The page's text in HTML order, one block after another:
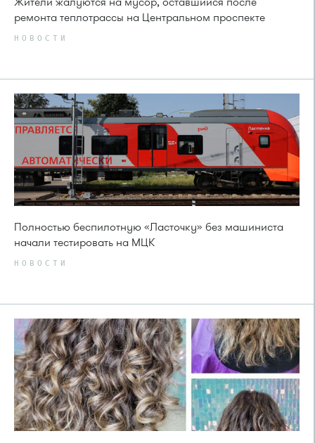
ремонта теплотрассы на Центральном проспекте
НОВОСТИ
Полностью беспилотную «Ласточку» без машиниста
начали тестировать на МЦК
НОВОСТИ